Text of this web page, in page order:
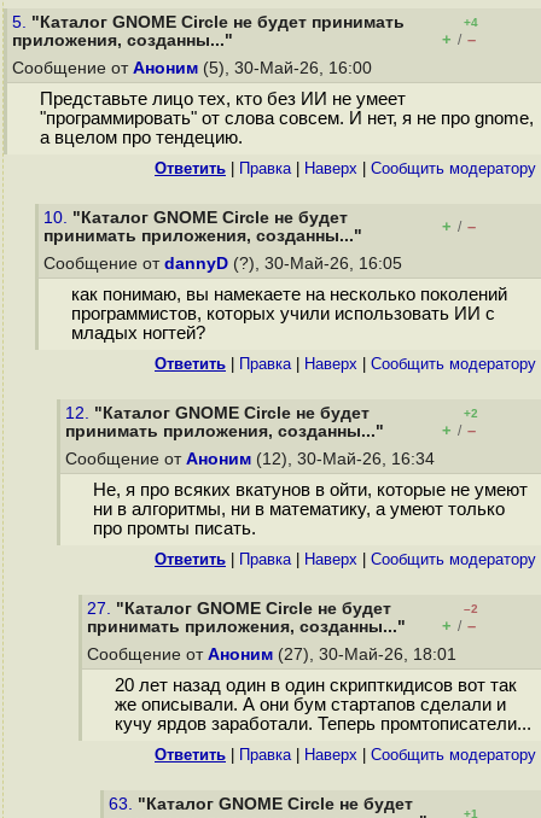
5. "Каталог GNOME Circle не будет принимать
приложения, созданны..."
+4
+ / –
Сообщение от Аноним (5), 30-Май-26, 16:00
Представьте лицо тех, кто без ИИ не умеет
"программировать" от слова совсем. И нет, я не про gnome,
а вцелом про тендецию.
Ответить Правка| Наверх Cообщить модератору
10. "Каталог GNOME Circle не будет
принимать приложения, созданны..."
+ / –
Сообщение от dannyD (?), 30-Май-26, 16:05
как понимаю, вы намекаете на несколько поколений
программистов, которых учили использовать ИИ с
младых ногтей?
Ответить Правка| Наверх Cообщить модератору
12. "Каталог GNOME Circle не будет
принимать приложения, созданны..."
+2
+ / –
Сообщение от Аноним (12), 30-Май-26, 16:34
Не, я про всяких вкатунов в ойти, которые не умеют
ни в алгоритмы, ни в математику, а умеют только
про промты писать.
Ответить Правка| Наверх Cообщить модератору
27. "Каталог GNOME Circle не будет
принимать приложения, созданны..."
–2
+ / –
Сообщение от Аноним (27), 30-Май-26, 18:01
20 лет назад один в один скрипткидисов вот так
же описывали. А они бум стартапов сделали и
кучу ярдов заработали. Теперь промтописатели...
Ответить Правка| Наверх Cообщить модератору
63. "Каталог GNOME Circle не будет
+1